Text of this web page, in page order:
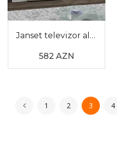
Janset televizor altlığı
582 AZN
1 2 3 4